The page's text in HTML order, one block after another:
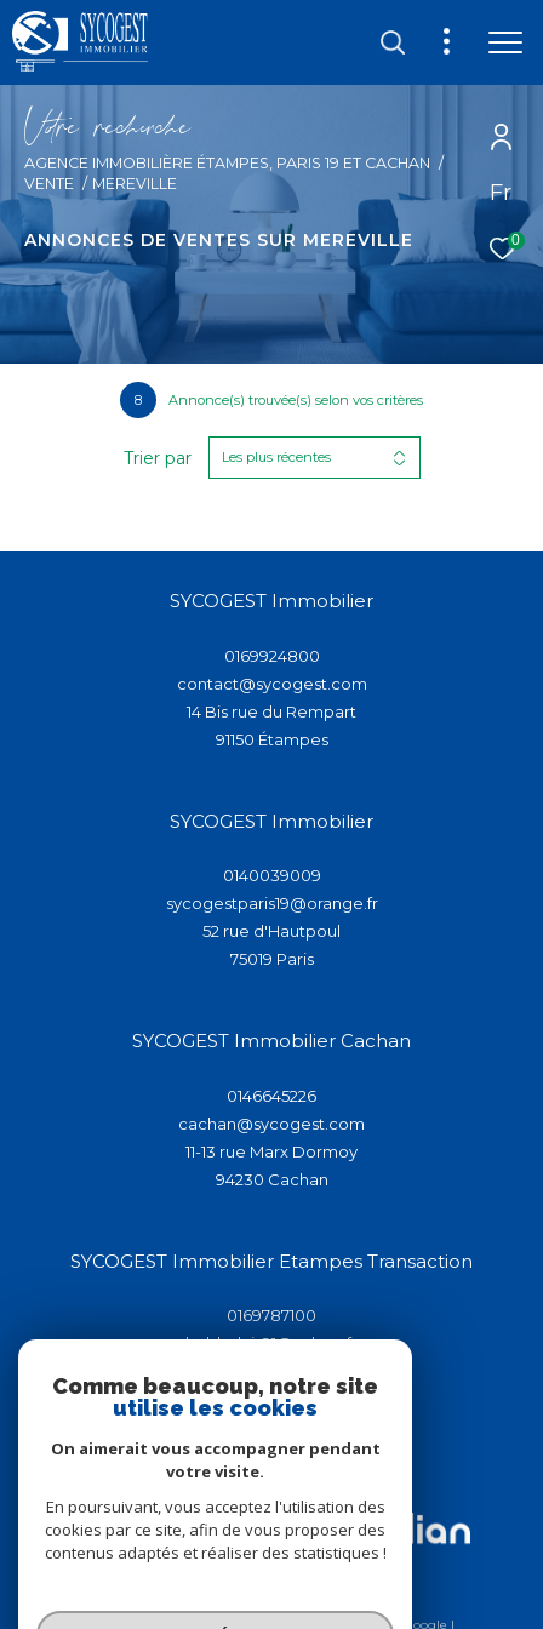
Fr
0
Vore recece
AGENCE IMMOBILIÈRE ÉTAMPES, PARIS 19 ET CACHAN
VENTE
MEREVILLE
ANNONCES DE VENTES SUR MEREVILLE
8 Annonce(s) trouvée(s) selon vos critères
Trier par Les plus récentes
SYCOGEST Immobilier
0169924800
contact@sycogest.com
14 Bis rue du Rempart
91150
étampes
SYCOGEST Immobilier
0140039009
sycogestparis19@orange.fr
52 rue d'Hautpoul
75019
paris
SYCOGEST Immobilier Cachan
0146645226
cachan@sycogest.com
11-13 rue Marx Dormoy
94230
cachan
SYCOGEST Immobilier Etampes Transaction
0169787100
helderluis91@yahoo.fr
91150
étampes
Adhérents
© 2026 | Tous droits réservés | Traduction powered by Google |
Comme beaucoup, notre site
utilise les cookies
On aimerait vous accompagner pendant
votre visite.
En poursuivant, vous acceptez l'utilisation des
cookies par ce site, afin de vous proposer des
contenus adaptés et réaliser des statistiques !